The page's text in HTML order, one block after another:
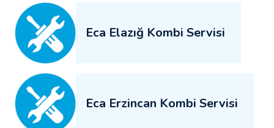
Eca Elazığ Kombi Servisi
Eca Erzincan Kombi Servisi